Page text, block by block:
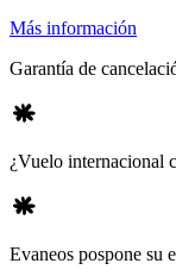
Más información
Garantía de
¿Vuelo internacional
Evaneos pospone su